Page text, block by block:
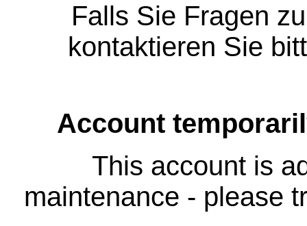
Falls Sie Fragen
kontaktieren Sie
Account
This account is
maintenance - please